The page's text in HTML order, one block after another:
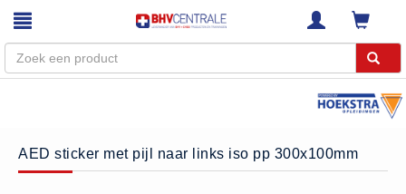
Home
Webshop
AED sticker met pijl naar links iso pp 300x100mm